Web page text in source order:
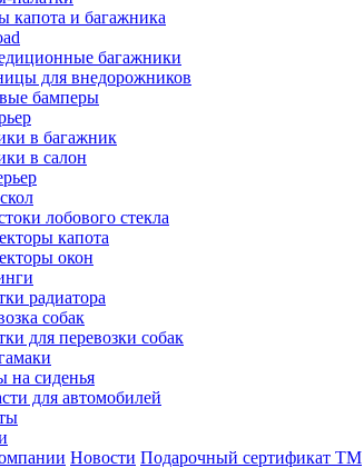
капота и багажника
багажники
для внедорожников
бамперы
в багажник
в салон
лобового стекла
капота
окон
радиатора
собак
для перевозки собак
на сиденья
для автомобилей
Новости Подарочный сертификат ТМ